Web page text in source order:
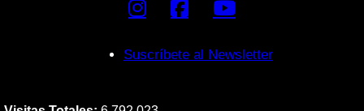
Suscríbete al Newsletter